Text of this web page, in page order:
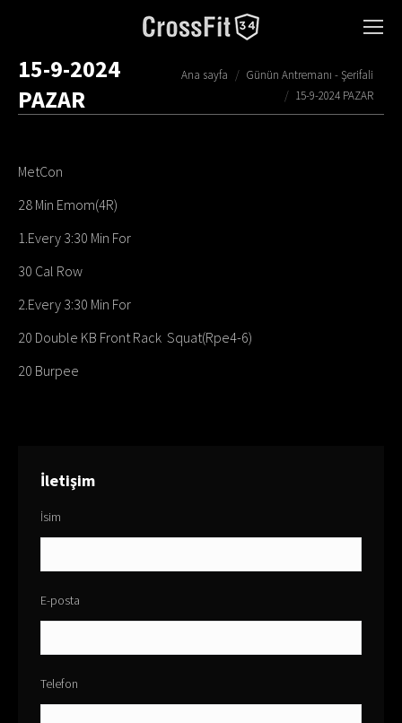
15-9-2024
PAZAR
You are here:
Ana sayfa
Günün Antremanı - Şerifali
15-9-2024 PAZAR
MetCon
28 Min Emom(4R)
1.Every 3:30 Min For
30 Cal Row
2.Every 3:30 Min For
20 Double KB Front Rack Squat(Rpe4-6)
20 Burpee
İletişim
İsim
E-posta
Telefon